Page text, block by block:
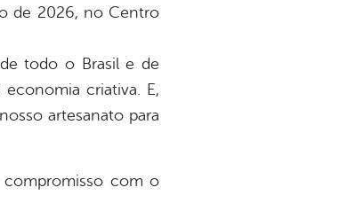
de 2026, no Centro
todo o Brasil e de
criativa. E,
artesanato para
compromisso com o